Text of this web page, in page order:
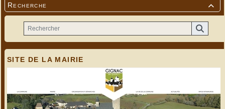

Recherche
SITE DE LA MAIRIE